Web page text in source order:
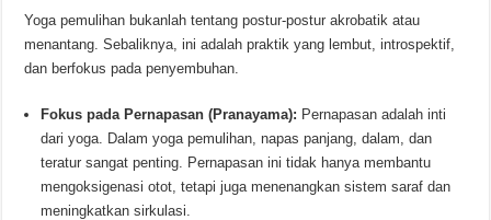
Yoga pemulihan bukanlah tentang postur-postur akrobatik atau
menantang. Sebaliknya, ini adalah praktik yang lembut, introspektif,
dan berfokus pada penyembuhan.
Fokus pada Pernapasan (Pranayama): Pernapasan adalah inti
dari yoga. Dalam yoga pemulihan, napas panjang, dalam, dan
teratur sangat penting. Pernapasan ini tidak hanya membantu
mengoksigenasi otot, tetapi juga menenangkan sistem saraf dan
meningkatkan sirkulasi.